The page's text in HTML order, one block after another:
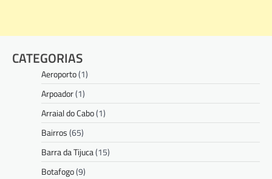
CATEGORIAS
Aeroporto(1)
Arpoador(1)
Arraial do Cabo(1)
Bairros(65)
Barra da Tijuca(15)
Botafogo(9)